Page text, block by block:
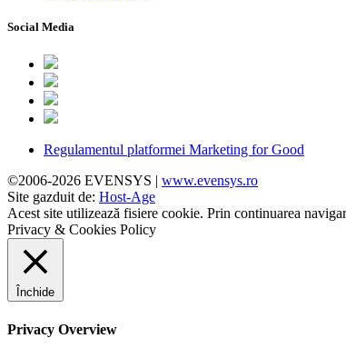
Social Media
Regulamentul platformei Marketing for Good
©2006-2026 EVENSYS | www.evensys.ro
Site gazduit de: Host-Age
Acest site utilizează fisiere cookie. Prin continuarea
Privacy & Cookies Policy
Închide
Privacy Overview